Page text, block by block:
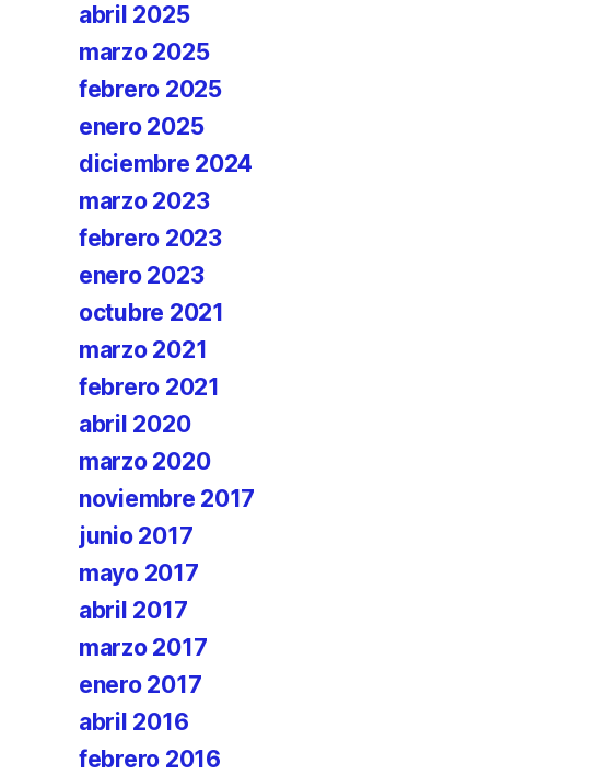
abril 2025
marzo 2025
febrero 2025
enero 2025
diciembre 2024
marzo 2023
febrero 2023
enero 2023
octubre 2021
marzo 2021
febrero 2021
abril 2020
marzo 2020
noviembre 2017
junio 2017
mayo 2017
abril 2017
marzo 2017
enero 2017
abril 2016
febrero 2016